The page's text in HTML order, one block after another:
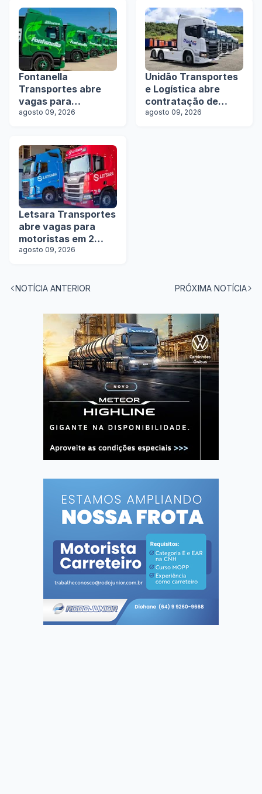
Fontanella
Transportes abre
vagas para
motoristas de
agosto 09, 2026
Unidão Transportes
e Logística abre
contratação de
motoristas com e
agosto 09, 2026
Letsara Transportes
abre vagas para
motoristas em 2
estados
agosto 09, 2026
NOTÍCIA ANTERIOR PRÓXIMA NOTÍCIA